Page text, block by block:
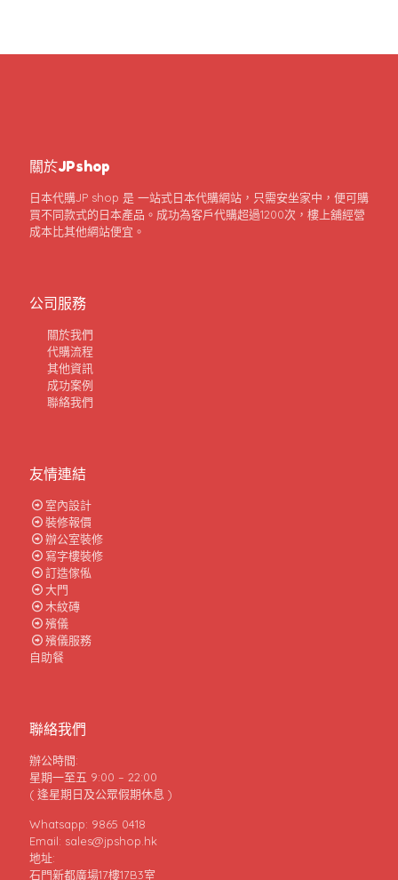
關於JPshop
日本代購JP shop 是 一站式日本代購網站，只需安坐家中，便可購
買不同款式的日本產品。成功為客戶代購超過1200次，樓上舖經營
成本比其他網站便宜。
公司服務
關於我們
代購流程
其他資訊
成功案例
聯絡我們
友情連結
室內設計
裝修報價
辦公室裝修
寫字樓裝修
訂造傢俬
大門
木紋磚
殯儀
殯儀服務
自助餐
聯絡我們
辦公時間:
星期一至五 9:00 – 22:00
( 逢星期日及公眾假期休息 )
Whatsapp: 9865 0418
Email: sales@jpshop.hk
地址:
石門新都廣場17樓17B3室